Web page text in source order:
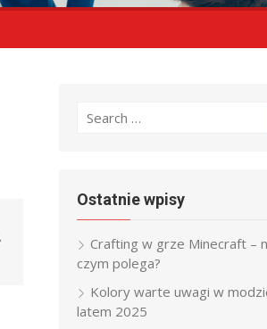
Search
Ostatnie wpisy
Crafting w grze Minecraft –
czym polega?
Kolory warte uwagi w
latem 2025